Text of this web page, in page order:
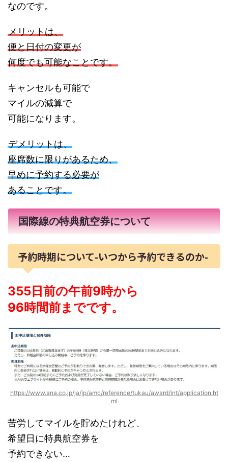
なのです。
メリットは、
便と日付の変更が
何度でも可能なことです。
キャンセルも可能で
マイルの減算で
可能になります。
デメリットは、
座席数に限りがあるため、
早めに予約する必要が
あることです。
国際線の特典航空券について
予約時期について-いつから予約できるのか-
355日前の午前9時から
96時間前までです。
https://www.ana.co.jp/ja/jp/amc/reference/tukau/award/int/application.ht
ml
苦労してマイルを貯めたけれど、
希望日に特典航空券を
予約できない…